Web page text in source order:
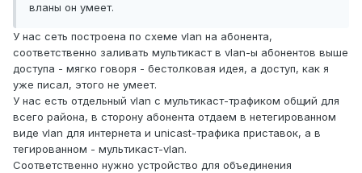
вланы он умеет.
У нас сеть построена по схеме vlan на абонента,
соответственно заливать мультикаст в vlan-ы абонентов выше
доступа - мягко говоря - бестолковая идея, а доступ, как я
уже писал, этого не умеет.
У нас есть отдельный vlan с мультикаст-трафиком общий для
всего района, в сторону абонента отдаем в нетегированном
виде vlan для интернета и unicast-трафика приставок, а в
тегированном - мультикаст-vlan.
Соответственно нужно устройство для объединения